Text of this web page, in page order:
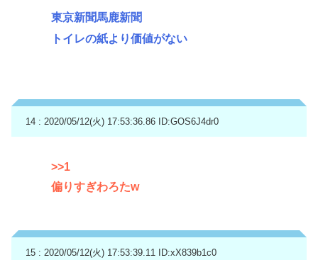
東京新聞馬鹿新聞
トイレの紙より価値がない
14 : 2020/05/12(火) 17:53:36.86 ID:GOS6J4dr0
>>1
偏りすぎわろたw
15 : 2020/05/12(火) 17:53:39.11 ID:xX839b1c0